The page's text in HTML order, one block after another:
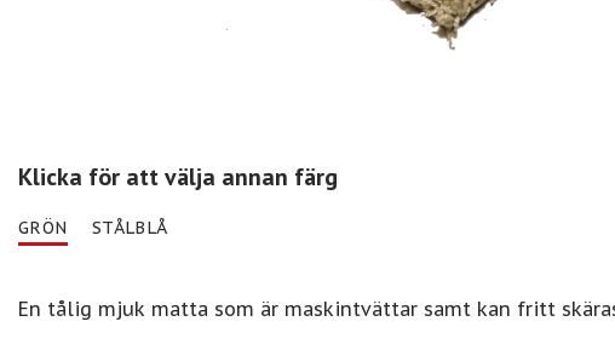
Klicka för att välja annan färg
GRÖN STÅLBLÅ
En tålig mjuk matta som är maskintvättar samt kan fritt